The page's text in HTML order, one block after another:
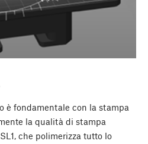
è fondamentale con la stampa
la qualità di stampa
che polimerizza tutto lo